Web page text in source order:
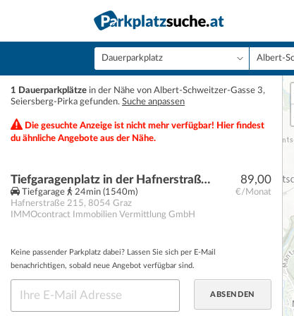
1 Dauerparkplätze in der Nähe von Albert-Schweitzer-Gasse 3,
Seiersberg-Pirka gefunden. Suche anpassen
Die gesuchte Anzeige ist nicht mehr verfügbar! Hier findest
du ähnliche Angebote aus der Nähe.
89,00
€/Monat
Tiefgaragenplatz in der Hafnerstraße 215 - AKTION: das 1.Monat mietfrei*
Tiefgarage
24min (1540m)
Hafnerstraße 215, 8054 Graz
IMMOcontract Immobilien Vermittlung GmbH
Keine passender Parkplatz dabei? Lassen Sie sich per E-Mail
benachrichtigen, sobald neue Angebot verfügbar sind.